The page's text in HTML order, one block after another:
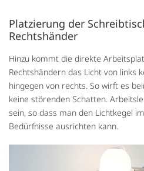
Platzierung der
Rechtshänder
Hinzu kommt die direkte
Rechtshändern das Licht von links
hingegen von rechts. So wirft es
keine störenden Schatten.
sein, so dass man den Lichtkegel
Bedürfnisse ausrichten kann.